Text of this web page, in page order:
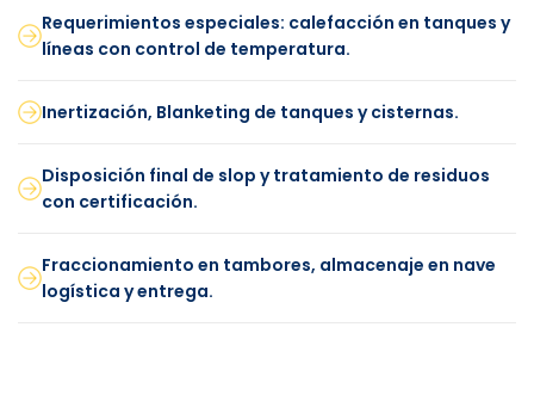
Requerimientos especiales: calefacción en tanques y
líneas con control de temperatura.
Inertización, Blanketing de tanques y cisternas.
Disposición final de slop y tratamiento de residuos
con certificación.
Fraccionamiento en tambores, almacenaje en nave
logística y entrega.